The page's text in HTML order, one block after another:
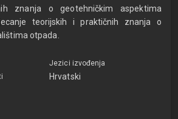
znanja o geotehničkim aspektima
teorijskih i praktičnih znanja o
otpada.
Jezici izvođenja
Hrvatski